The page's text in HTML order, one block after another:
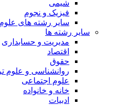
شیمی
فیزیک و نجوم
سایر رشته های علوم پایه
سایر رشته ها
مدیریت و حسابداری
اقتصاد
حقوق
روانشناسی و علوم تربیتی
علوم اجتماعی
خانه و خانواده
ادبیات